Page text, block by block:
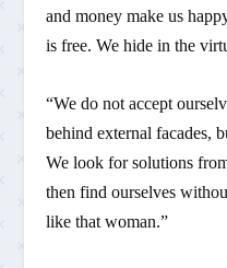
and money make us
is free. We hide in the
“We do not accept
behind external facades,
We look for solutions
then find ourselves
like that woman.”